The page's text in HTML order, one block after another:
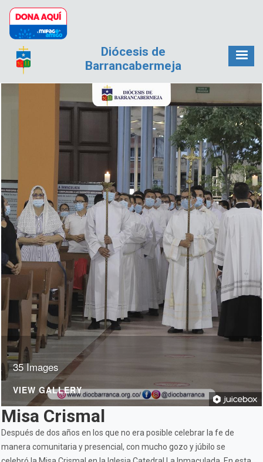
Pasar al contenido principal
Diócesis de
Barrancabermeja
35 Images
VIEW GALLERY
Misa Crismal
Después de dos años en los que no era posible celebrar la fe de
manera comunitaria y presencial, con mucho gozo y júbilo se